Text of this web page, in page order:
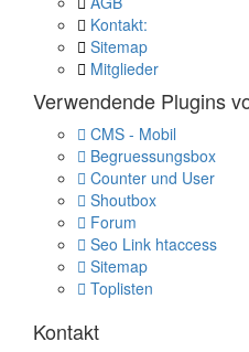
Kontakt:
Sitemap
Mitglieder
Verwendende Plugins
CMS - Mobil
Begruessungsbox
Counter und User
Shoutbox
Forum
Seo Link htaccess
Sitemap
Toplisten
Kontakt